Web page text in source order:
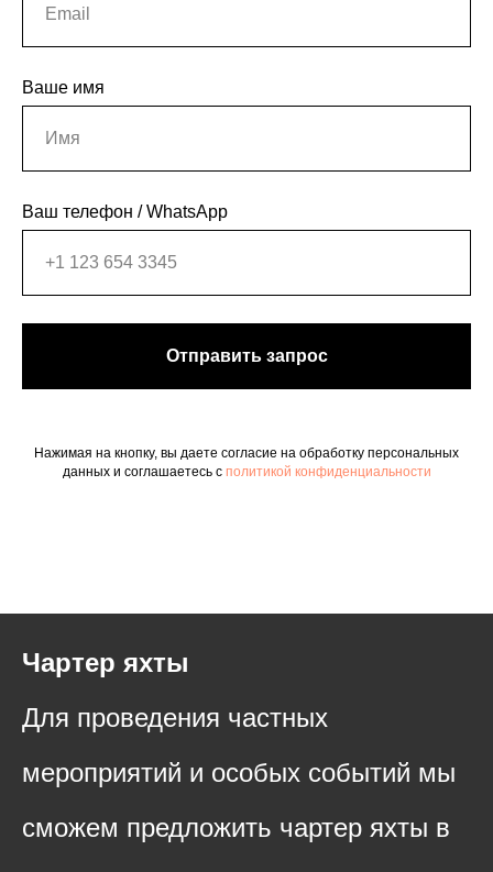
Ваше имя
Ваш телефон / WhatsApp
Отправить запрос
Нажимая на кнопку, вы даете согласие на обработку персональных
данных и соглашаетесь c политикой конфиденциальности
Чартер яхты
Для проведения частных
мероприятий и особых событий мы
сможем предложить чартер яхты в